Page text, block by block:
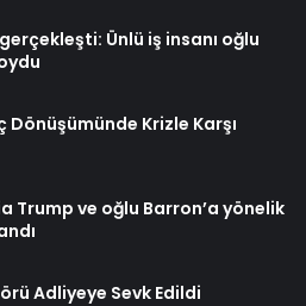
Ünlü iş insanı oğlu
Krizle Karşı
Trump ve oğlu Barron’a yönelik
Adliyeye Sevk Edildi